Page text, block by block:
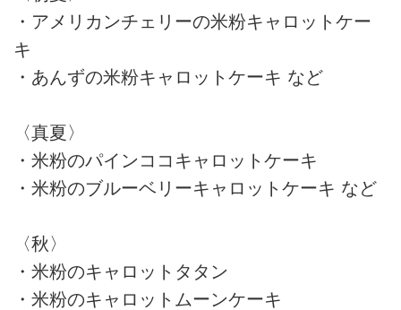
・アメリカンチェリーの米粉キャロットケー
キ
・あんずの米粉キャロットケーキ など
〈真夏〉
・米粉のパインココキャロットケーキ
・米粉のブルーベリーキャロットケーキ など
〈秋〉
・米粉のキャロットタタン
・米粉のキャロットムーンケーキ